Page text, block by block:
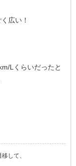
広い！
Lくらいだったと
して、